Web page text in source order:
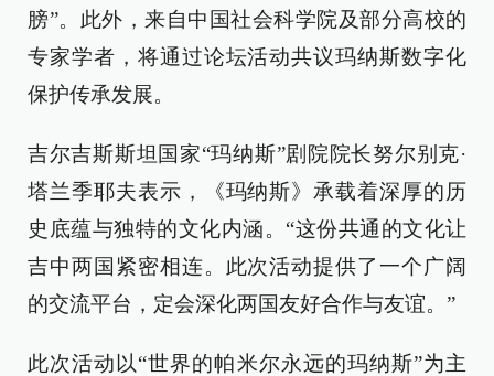
膀”。此外，来自中国社会科学院及部分高校的
专家学者，将通过论坛活动共议玛纳斯数字化
保护传承发展。
吉尔吉斯斯坦国家“玛纳斯”剧院院长努尔别克·
塔兰季耶夫表示，《玛纳斯》承载着深厚的历
史底蕴与独特的文化内涵。“这份共通的文化让
吉中两国紧密相连。此次活动提供了一个广阔
的交流平台，定会深化两国友好合作与友谊。”
此次活动以“世界的帕米尔永远的玛纳斯”为主